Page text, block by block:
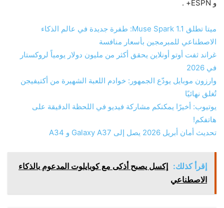
و ESPN+ .
ميتا تطلق Muse Spark 1.1: طفرة جديدة في عالم الذكاء
الاصطناعي للمبرمجين بأسعار منافسة
غراند ثفت أوتو أونلاين يحقق أكثر من مليون دولار يومياً لروكستار
في 2026
وارزون موبايل يودّع الجمهور: خوادم اللعبة الشهيرة من أكتيفيجن
تُغلق نهائيًا
يوتيوب: أخيرًا يمكنكم مشاركة فيديو في اللحظة الدقيقة على
هاتفكم!
تحديث أمان أبريل 2026 يصل إلى Galaxy A37 و A34
إقرأ كذلك: إكسل يصبح أذكى مع كوبايلوت المدعوم بالذكاء
الاصطناعي